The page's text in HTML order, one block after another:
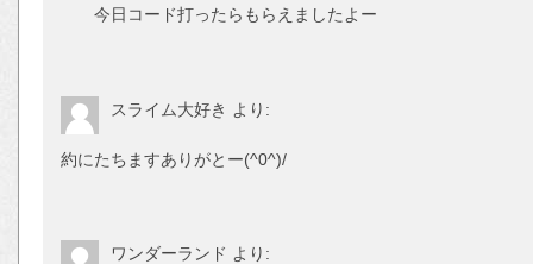
今日コード打ったらもらえましたよー
スライム大好き より:
約にたちますありがとー(^0^)/
ワンダーランド より: